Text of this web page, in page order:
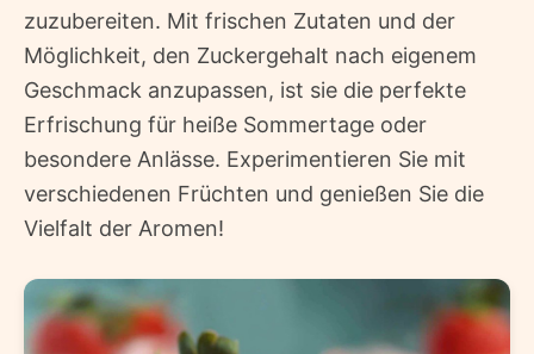
zuzubereiten. Mit frischen Zutaten und der
Möglichkeit, den Zuckergehalt nach eigenem
Geschmack anzupassen, ist sie die perfekte
Erfrischung für heiße Sommertage oder
besondere Anlässe. Experimentieren Sie mit
verschiedenen Früchten und genießen Sie die
Vielfalt der Aromen!